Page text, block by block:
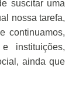
suscitar uma
nossa tarefa,
continuamos,
instituições,
ainda que